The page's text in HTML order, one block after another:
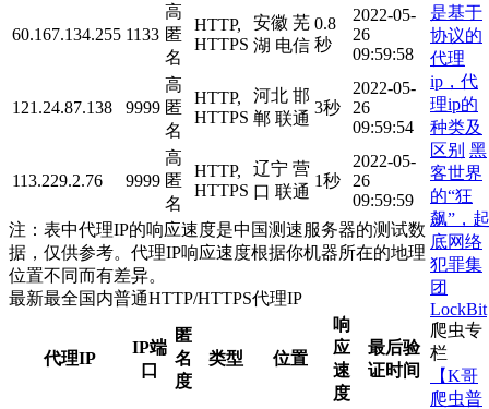
60.167.134.255 1133
高
匿
名
HTTP,
HTTPS
安徽 芜
湖 电信
0.8
秒
2022-05-
26
09:59:58
121.24.87.138 9999
高
匿
名
HTTP,
HTTPS
河北 邯
郸 联通
3秒
2022-05-
26
09:59:54
113.229.2.76 9999
高
匿
名
HTTP,
HTTPS
辽宁 营
口 联通
1秒
2022-05-
26
09:59:59
注：表中代理IP的响应速度是中国测速服务器的测试数
据，仅供参考。代理IP响应速度根据你机器所在的地理
位置不同而有差异。
最新最全国内普通HTTP/HTTPS代理IP
代理IP
IP端
口
匿
名
度
类型 位置
响
应
速
度
最后验
证时间
是基于
协议的
代理
ip，代
理ip的
种类及
区别 黑
客世界
的“狂
飙”，起
底网络
犯罪集
团
LockBit
爬虫专
栏
【K哥
爬虫普